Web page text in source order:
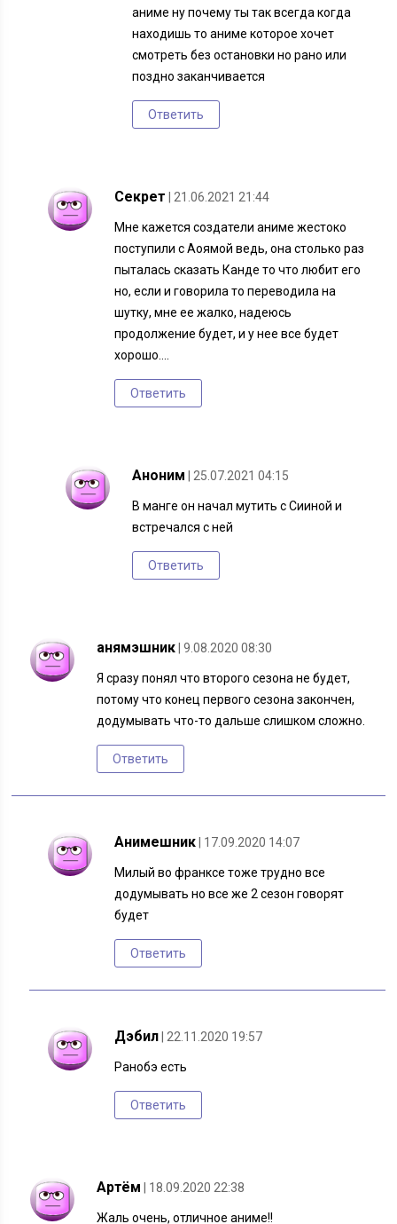
аниме ну почему ты так всегда когда
находишь то аниме которое хочет
смотреть без остановки но рано или
поздно заканчивается
Ответить
Секрет | 21.06.2021 21:44
Мне кажется создатели аниме жестоко
поступили с Аоямой ведь, она столько раз
пыталась сказать Канде то что любит его
но, если и говорила то переводила на
шутку, мне ее жалко, надеюсь
продолжение будет, и у нее все будет
хорошо….
Ответить
Аноним | 25.07.2021 04:15
В манге он начал мутить с Сииной и
встречался с ней
Ответить
анямэшник | 9.08.2020 08:30
Я сразу понял что второго сезона не будет,
потому что конец первого сезона закончен,
додумывать что-то дальше слишком сложно.
Ответить
Анимешник | 17.09.2020 14:07
Милый во франксе тоже трудно все
додумывать но все же 2 сезон говорят
будет
Ответить
Дэбил | 22.11.2020 19:57
Ранобэ есть
Ответить
Артём | 18.09.2020 22:38
Жаль очень, отличное аниме!!